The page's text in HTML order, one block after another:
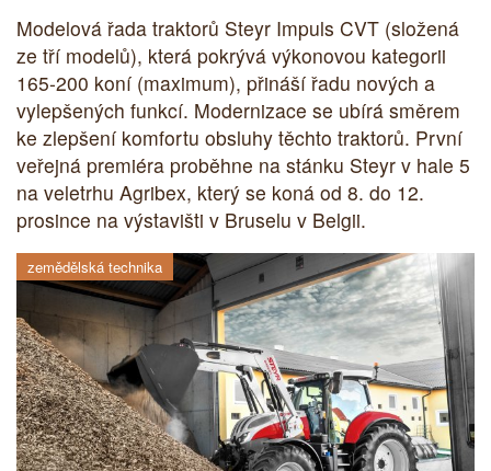
Modelová řada traktorů Steyr Impuls CVT (složená
ze tří modelů), která pokrývá výkonovou kategorii
165-200 koní (maximum), přináší řadu nových a
vylepšených funkcí. Modernizace se ubírá směrem
ke zlepšení komfortu obsluhy těchto traktorů. První
veřejná premiéra proběhne na stánku Steyr v hale 5
na veletrhu Agribex, který se koná od 8. do 12.
prosince na výstavišti v Bruselu v Belgii.
zemědělská technika